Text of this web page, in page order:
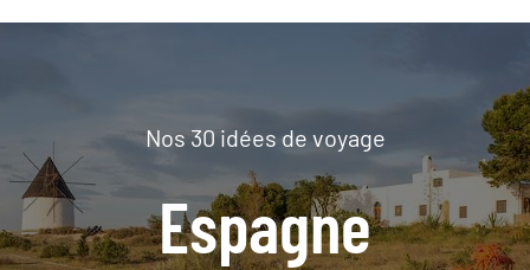
Nos 30 idées de voyage
Espagne